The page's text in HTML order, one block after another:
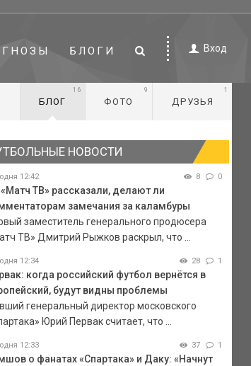
БЛОГИ Вход
БЛОГ
16
ФОТО
9
ДРУЗЬЯ
1
НОВОСТИ
12:42 8 0
ТВ» рассказали, делают ли
замечания за каламбуры
заместитель генерального продюсера
ТВ» Дмитрий Рыжков раскрыл, что ...
12:34 28 1
когда российский футбол вернётся в
будут видны проблемы
генеральный директор московского
Юрий Первак считает, что ...
12:33 37 1
о фанатах «Спартака» и Даку: «Начнут